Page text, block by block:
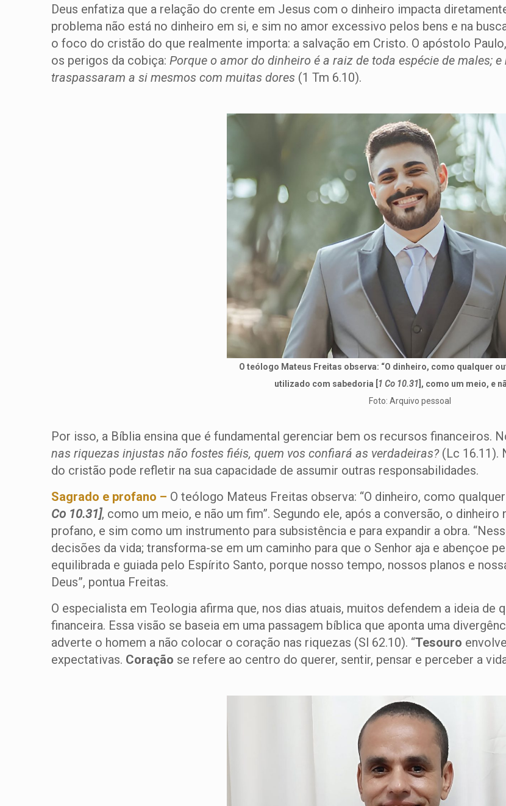
Deus enfatiza que a relação do crente em Jesus com o dinheiro impacta
problema não está no dinheiro em si, e sim no amor excessivo pelos bens e na
o foco do cristão do que realmente importa: a salvação em Cristo. O apóstolo
os perigos da cobiça: Porque o amor do dinheiro é a raiz de toda espécie de males;
traspassaram a si mesmos com muitas dores (1 Tm 6.10).
O teólogo Mateus Freitas observa: “O dinheiro, como qualquer
utilizado com sabedoria [ 1 Co 10.31 ], como um meio, e
Foto: Arquivo pessoal
Por isso, a Bíblia ensina que é fundamental gerenciar bem os recursos financeiros.
nas riquezas injustas não fostes fiéis, quem vos confiará as verdadeiras? (Lc 16.11).
do cristão pode refletir na sua capacidade de assumir outras responsabilidades.
Sagrado e profano – O teólogo Mateus Freitas observa: “O dinheiro, como
Co 10.31], como um meio, e não um fim”. Segundo ele, após a conversão, o
profano, e sim como um instrumento para subsistência e para expandir a obra.
decisões da vida; transforma-se em um caminho para que o Senhor aja e abençoe
equilibrada e guiada pelo Espírito Santo, porque nosso tempo, nossos planos e
Deus”, pontua Freitas.
O especialista em Teologia afirma que, nos dias atuais, muitos defendem a ideia de
financeira. Essa visão se baseia em uma passagem bíblica que aponta uma
adverte o homem a não colocar o coração nas riquezas (Sl 62.10). “Tesouro
expectativas. Coração se refere ao centro do querer, sentir, pensar e perceber a